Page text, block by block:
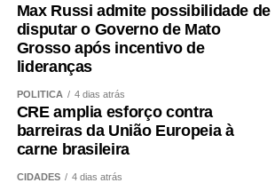
Max Russi admite possibilidade de
disputar o Governo de Mato
Grosso após incentivo de
lideranças
POLÍTICA 4 dias atrás
CRE amplia esforço contra
barreiras da União Europeia à
carne brasileira
CIDADES 4 dias atrás